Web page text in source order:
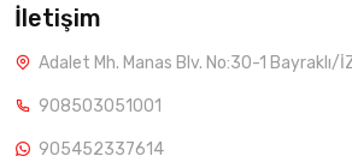
İletişim
Adalet Mh. Manas Blv. No:30-1 Bayraklı/
908503051001
905452337614